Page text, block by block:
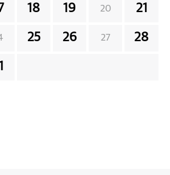
18 19 20 21
25 26 27 28